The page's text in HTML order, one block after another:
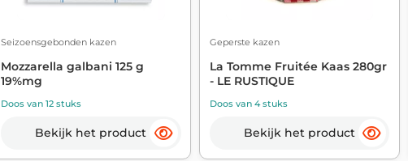
Seizoensgebonden kazen
Mozzarella galbani 125 g
19%mg
Doos van 12 stuks
Bekijk het product
Geperste kazen
La Tomme Fruitée Kaas 280gr
- LE RUSTIQUE
Doos van 4 stuks
Bekijk het product